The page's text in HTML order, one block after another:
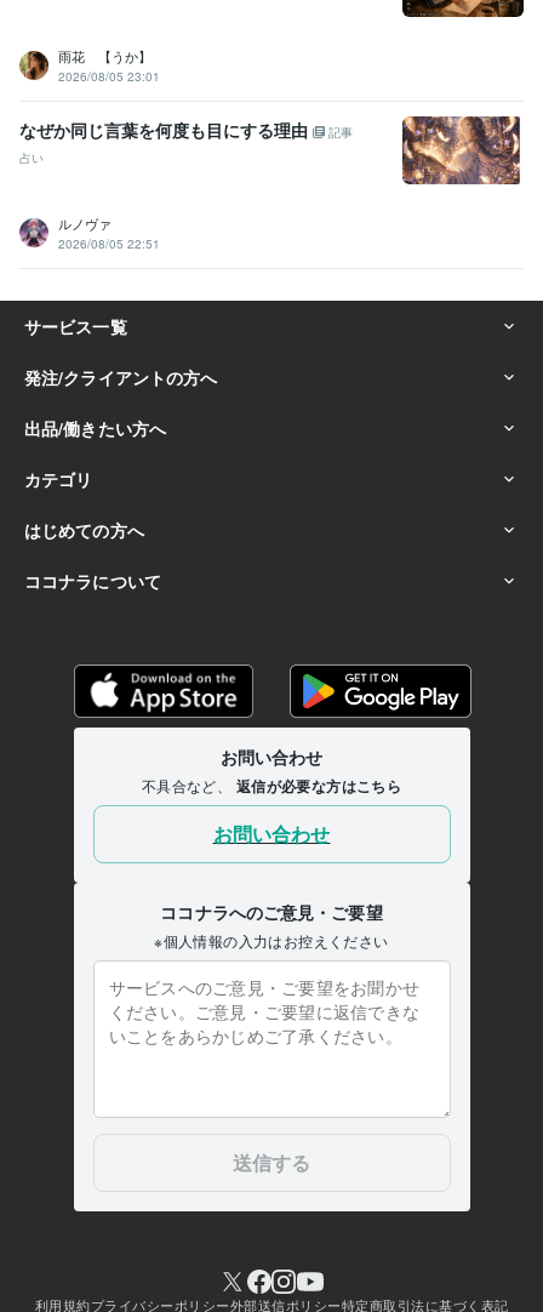
雨花 【うか】
2026/08/05 23:01
なぜか同じ言葉を何度も目にする理由
記事
占い
ルノヴァ
2026/08/05 22:51